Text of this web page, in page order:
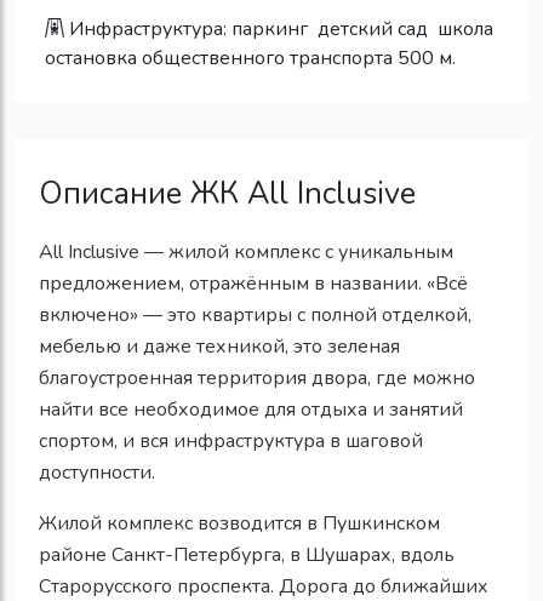
Инфраструктура: паркинг детский сад школа
остановка общественного транспорта 500 м.
Описание ЖК All Inclusive
All Inclusive — жилой комплекс с уникальным
предложением, отражённым в названии. «Всё
включено» — это квартиры с полной отделкой,
мебелью и даже техникой, это зеленая
благоустроенная территория двора, где можно
найти все необходимое для отдыха и занятий
спортом, и вся инфраструктура в шаговой
доступности.
Жилой комплекс возводится в Пушкинском
районе Санкт-Петербурга, в Шушарах, вдоль
Старорусского проспекта. Дорога до ближайших